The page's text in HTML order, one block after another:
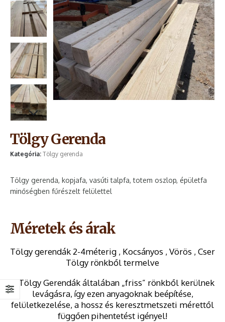
Tölgy Gerenda
Kategória: Tölgy gerenda
Tölgy gerenda, kopjafa, vasúti talpfa, totem oszlop, épületfa
minőségben fűrészelt felülettel
Méretek és árak
Tölgy gerendák 2-4méterig , Kocsányos , Vörös , Cser
Tölgy rönkből termelve
A Tölgy Gerendák általában „friss” rönkből kerülnek
levágásra, így ezen anyagoknak beépítése,
felületkezelése, a hossz és keresztmetszeti mérettől
függően pihentetést igényel!